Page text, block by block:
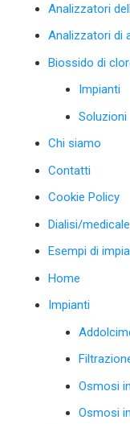
Analizzatori
Analizzatori di
Biossido di
Impianti
Soluzioni
Chi siamo
Contatti
Cookie Policy
Dialisi/medicale
Esempi di
Home
Impianti
Osmosi
Osmosi